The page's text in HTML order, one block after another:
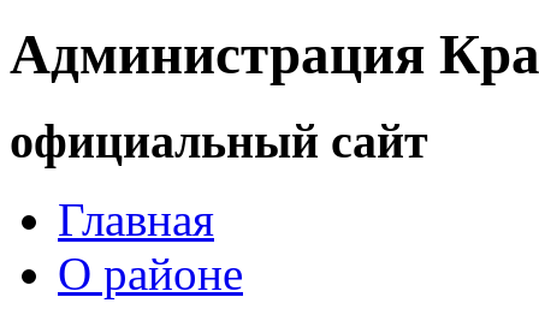
Администрация
официальный сайт
Главная
О районе